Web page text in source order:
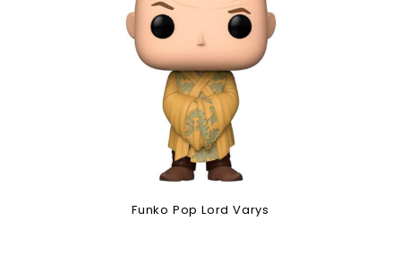
Funko Pop Lord Varys